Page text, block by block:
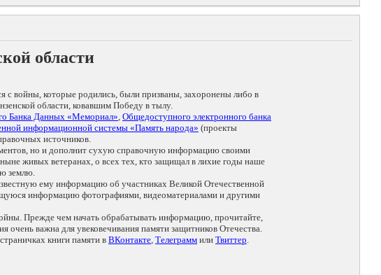
области
войны, которые родились, были призваны, захоронены либо в
области, ковавшим Победу в тылу.
Банка Данных «Мемориал», Общедоступного электронного банка
информационной системы «Память народа» (проекты
источников.
но и дополнит сухую справочную информацию своими
живых ветеранах, о всех тех, кто защищал в лихие годы наше
землю.
ему информацию об участниках Великой Отечественной
информацию фотографиями, видеоматериалами и другими
Прежде чем начать обрабатывать информацию, прочитайте,
важна для увековечивания памяти защитников Отечества.
книги памяти в ВКонтакте, Телеграмм или Твиттер.